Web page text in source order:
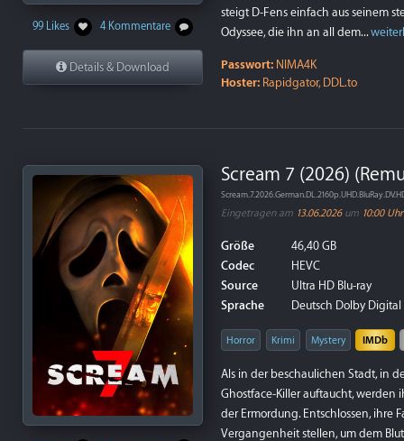
99 Likes 4 Kommentare
Details & Download
steigt D-Fens einfach aus seinem
Odyssee, die ihn an all dem...
Passwort: NIMA4K
Hoster: Rapidgator, DDL.to
Scream 7 (2026)
Eingetragen am 13.06.2026um 10:00 Uhr
Größe
46,40 GB
Codec
HEVC
Source
Ultra HD Blu-ray
Sprache
Deutsch Dolby Digital
Horror Krimi Mystery IMDb
Als in der beschaulichen Stadt, in
Ghostface-Killer auftaucht, werden
der Ermordung. Entschlossen, ihre
Vergangenheit stellen, um dem